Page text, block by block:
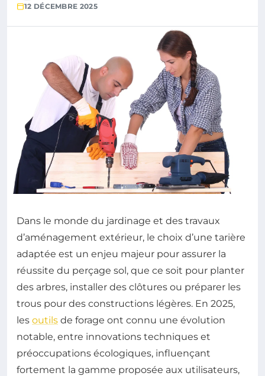
12 DÉCEMBRE 2025
Dans le monde du jardinage et des travaux
d’aménagement extérieur, le choix d’une tarière
adaptée est un enjeu majeur pour assurer la
réussite du perçage sol, que ce soit pour planter
des arbres, installer des clôtures ou préparer les
trous pour des constructions légères. En 2025,
les outils de forage ont connu une évolution
notable, entre innovations techniques et
préoccupations écologiques, influençant
fortement la gamme proposée aux utilisateurs,